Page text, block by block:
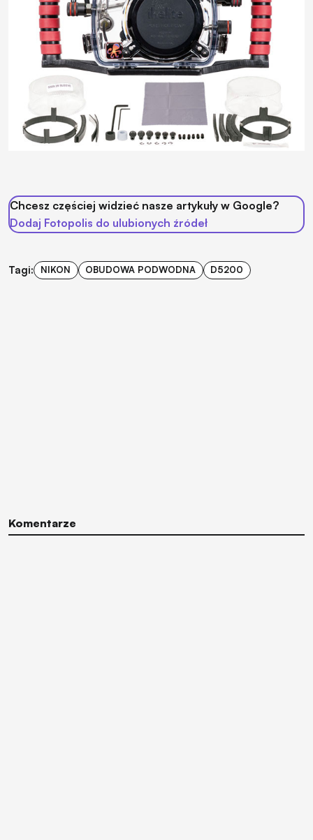
Chcesz częściej widzieć nasze artykuły w Google?
Dodaj Fotopolis do ulubionych źródeł
Tagi: NIKON OBUDOWA PODWODNA D5200
Komentarze